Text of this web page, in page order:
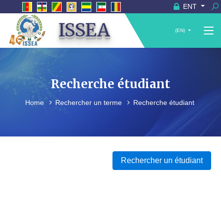
ENT
ISSEA (EN)
Recherche étudiant
Home Rechercher un terme Recherche étudiant
Rechercher un étudiant